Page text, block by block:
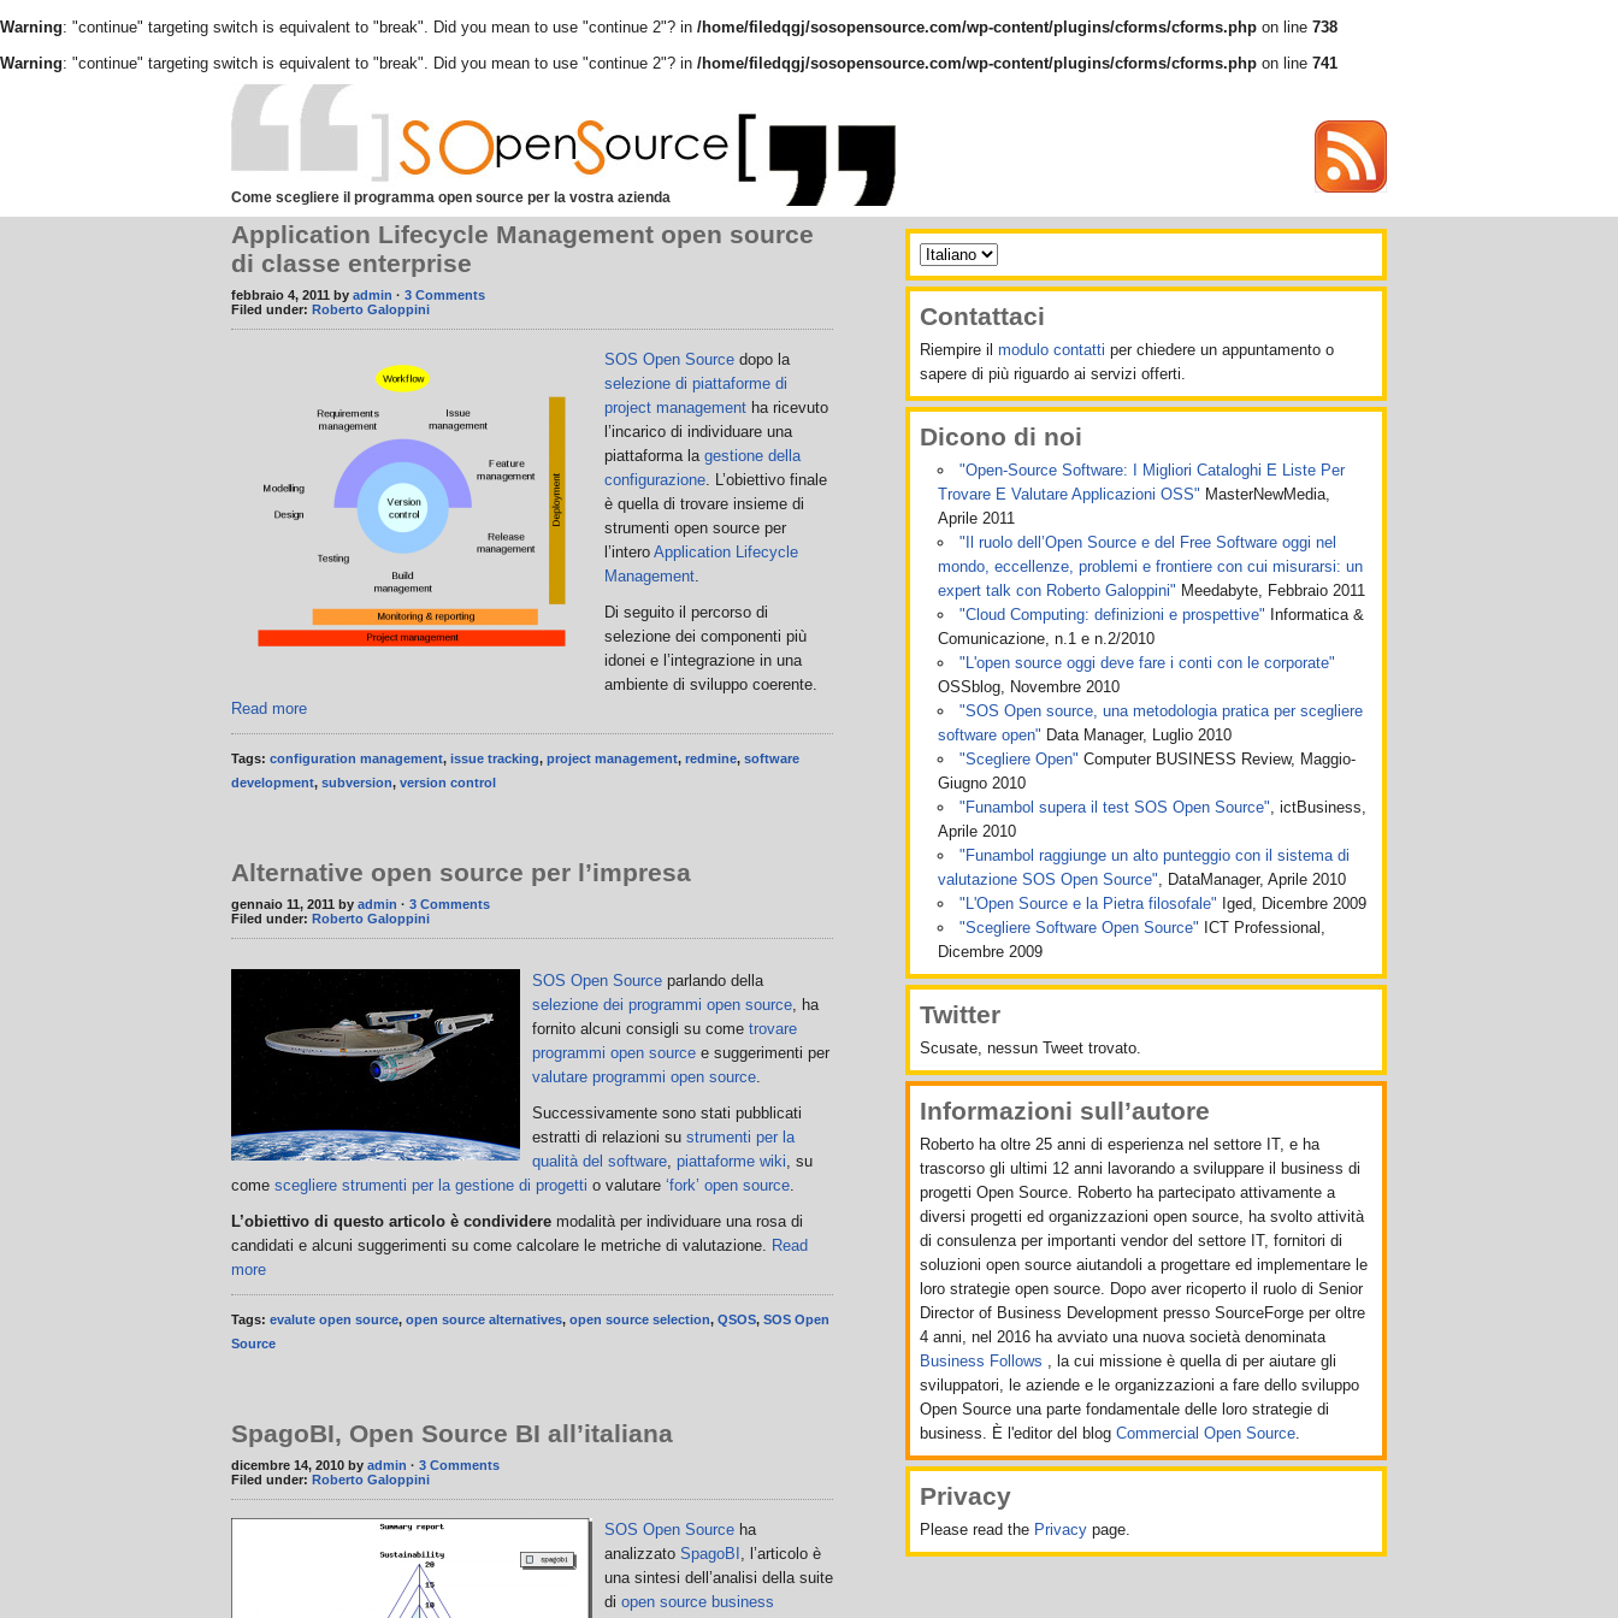
Warning: "continue" targeting switch is equivalent to "break". Did you mean to use "continue 2"? in /home/filedqgj/sosopensource.com/wp-content/plugins/cforms/cforms.php on line 738
Warning: "continue" targeting switch is equivalent to "break". Did you mean to use "continue 2"? in /home/filedqgj/sosopensource.com/wp-content/plugins/cforms/cforms.php on line 741
Come scegliere il programma open source per la vostra azienda
Application Lifecycle Management open source
di classe enterprise
febbraio 4, 2011 by admin · 3 Comments
Filed under: Roberto Galoppini
SOS Open Source dopo la
selezione di piattaforme di
project management ha ricevuto
l’incarico di individuare una
piattaforma la gestione della
configurazione. L’obiettivo finale
è quella di trovare insieme di
strumenti open source per
l’intero Application Lifecycle
Management.
Di seguito il percorso di
selezione dei componenti più
idonei e l’integrazione in una
ambiente di sviluppo coerente.
Read more
Tags: configuration management, issue tracking, project management, redmine, software
development, subversion, version control
Alternative open source per l’impresa
gennaio 11, 2011 by admin · 3 Comments
Filed under: Roberto Galoppini
SOS Open Source parlando della
selezione dei programmi open source, ha
fornito alcuni consigli su come trovare
programmi open source e suggerimenti per
valutare programmi open source.
Successivamente sono stati pubblicati
estratti di relazioni su strumenti per la
qualità del software, piattaforme wiki, su
come scegliere strumenti per la gestione di progetti o valutare ‘fork’ open source.
L’obiettivo di questo articolo è condividere modalità per individuare una rosa di
candidati e alcuni suggerimenti su come calcolare le metriche di valutazione. Read
more
Tags: evalute open source, open source alternatives, open source selection, QSOS, SOS Open
Source
SpagoBI, Open Source BI all’italiana
dicembre 14, 2010 by admin · 3 Comments
Filed under: Roberto Galoppini
SOS Open Source ha
analizzato SpagoBI , l’articolo è
una sintesi dell’analisi della suite
di open source business
Contattaci
Riempire il modulo contatti per chiedere un appuntamento o
sapere di più riguardo ai servizi offerti.
Dicono di noi
"Open-Source Software: I Migliori Cataloghi E Liste Per
Trovare E Valutare Applicazioni OSS" MasterNewMedia,
Aprile 2011
"Il ruolo dell’Open Source e del Free Software oggi nel
mondo, eccellenze, problemi e frontiere con cui misurarsi: un
expert talk con Roberto Galoppini" Meedabyte, Febbraio 2011
"Cloud Computing: definizioni e prospettive" Informatica &
Comunicazione, n.1 e n.2/2010
"L'open source oggi deve fare i conti con le corporate"
OSSblog, Novembre 2010
"SOS Open source, una metodologia pratica per scegliere
software open" Data Manager, Luglio 2010
"Scegliere Open" Computer BUSINESS Review, Maggio-
Giugno 2010
"Funambol supera il test SOS Open Source", ictBusiness,
Aprile 2010
"Funambol raggiunge un alto punteggio con il sistema di
valutazione SOS Open Source", DataManager, Aprile 2010
"L'Open Source e la Pietra filosofale" Iged, Dicembre 2009
"Scegliere Software Open Source" ICT Professional,
Dicembre 2009
Twitter
Scusate, nessun Tweet trovato.
Informazioni sull’autore
Roberto ha oltre 25 anni di esperienza nel settore IT, e ha
trascorso gli ultimi 12 anni lavorando a sviluppare il business di
progetti Open Source. Roberto ha partecipato attivamente a
diversi progetti ed organizzazioni open source, ha svolto attività
di consulenza per importanti vendor del settore IT, fornitori di
soluzioni open source aiutandoli a progettare ed implementare le
loro strategie open source. Dopo aver ricoperto il ruolo di Senior
Director of Business Development presso SourceForge per oltre
4 anni, nel 2016 ha avviato una nuova società denominata
Business Follows , la cui missione è quella di per aiutare gli
sviluppatori, le aziende e le organizzazioni a fare dello sviluppo
Open Source una parte fondamentale delle loro strategie di
business. È l'editor del blog Commercial Open Source.
Privacy
Please read the Privacy page.